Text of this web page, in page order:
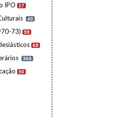
IPO 17
40
73) 59
69
366
50